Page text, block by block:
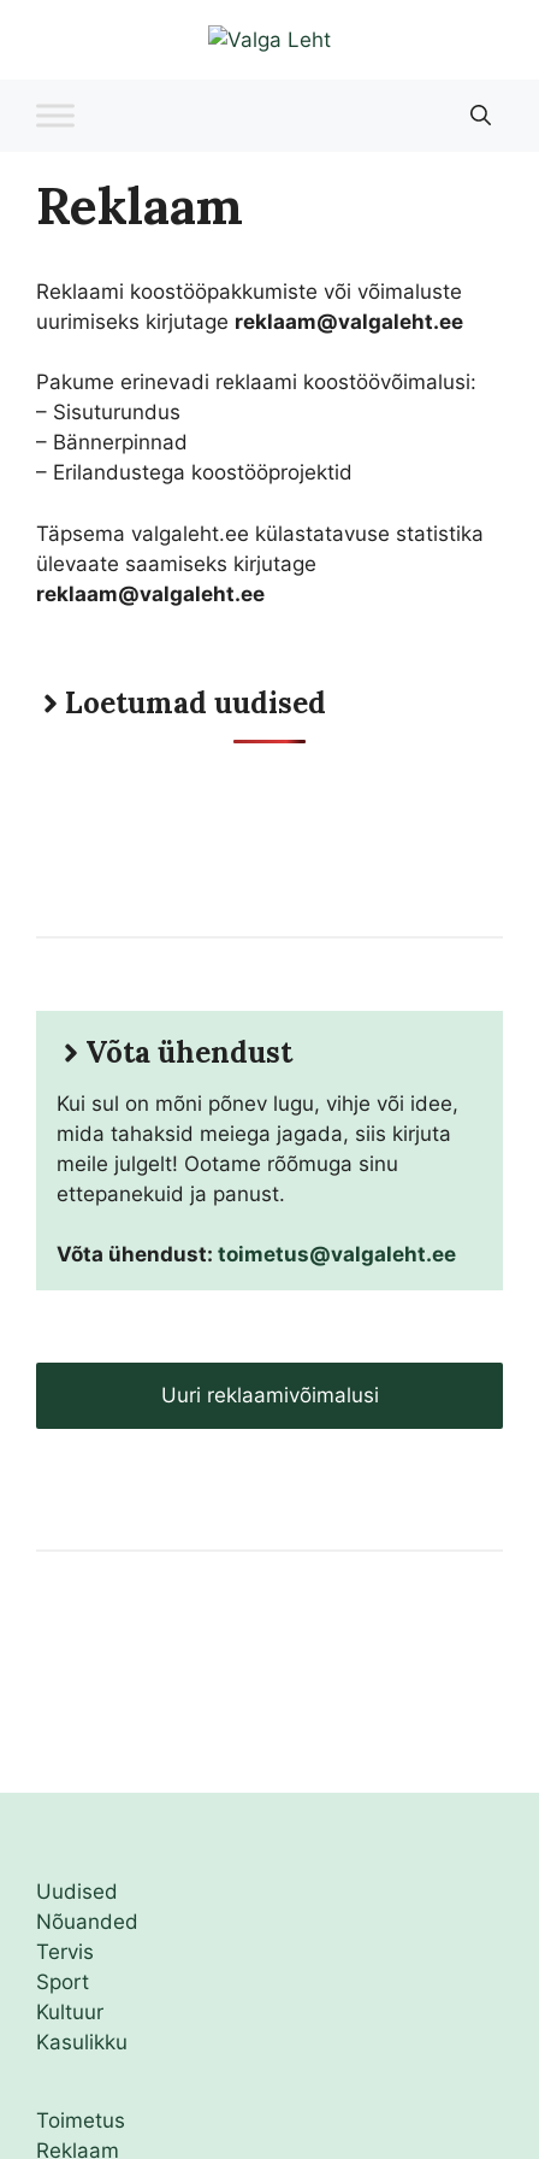
Reklaam
Reklaami koostööpakkumiste või võimaluste
uurimiseks kirjutage reklaam@valgaleht.ee
Pakume erinevadi reklaami koostöövõimalusi:
– Sisuturundus
– Bännerpinnad
– Erilandustega koostööprojektid
Täpsema valgaleht.ee külastatavuse statistika
ülevaate saamiseks kirjutage
reklaam@valgaleht.ee
Loetumad uudised
Võta ühendust
Kui sul on mõni põnev lugu, vihje või idee,
mida tahaksid meiega jagada, siis kirjuta
meile julgelt! Ootame rõõmuga sinu
ettepanekuid ja panust.
Võta ühendust: toimetus@valgaleht.ee
Uuri reklaamivõimalusi
Uudised
Nõuanded
Tervis
Sport
Kultuur
Kasulikku
Toimetus
Reklaam